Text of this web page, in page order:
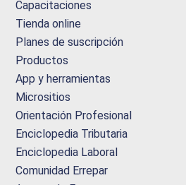
Capacitaciones
Tienda online
Planes de suscripción
Productos
App y herramientas
Micrositios
Orientación Profesional
Enciclopedia Tributaria
Enciclopedia Laboral
Comunidad Errepar